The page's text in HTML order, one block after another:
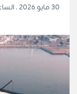
30 مايو 2026 . الساعة 21:01 بتوقيت مسقط